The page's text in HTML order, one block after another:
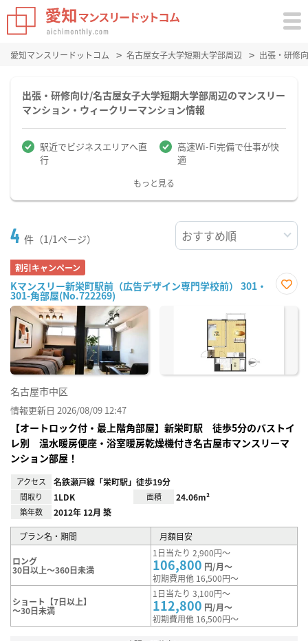
愛知マンスリードットコム 名古屋女子大学短期大学部周辺 出張・研修
出張・研修向け/名古屋女子大学短期大学部周辺のマンスリー
マンション・ウィークリーマンション情報
駅近でビジネスエリアへ直
行
高速Wi-Fi完備で仕事が快
適
もっと見る
4 件（1/1ページ）
割引キャンペーン
Kマンスリー新栄町駅前（広告デザイン専門学校前） 301・
301-角部屋(No.722269)
に入
名古屋市中区
情報更新日 2026/08/09 12:47
【オートロック付・最上階角部屋】新栄町駅 徒歩5分のバストイ
レ別 温水暖房便座・浴室暖房乾燥機付き名古屋市マンスリーマ
ンション部屋！
アクセス 名鉄瀬戸線「栄町駅」徒歩19分
間取り 1LDK 面積 24.06m²
築年数 2012年 12月 築
プラン名・期間 月額目安
ロング
30日以上～360日未満
1日当たり 2,900円～
106,800 円/月～
初期費用他 16,500円～
ショート【7日以上】
～30日未満
1日当たり 3,100円～
112,800 円/月～
初期費用他 16,500円～